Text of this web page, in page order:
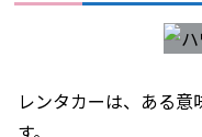
レンタカーは、ある